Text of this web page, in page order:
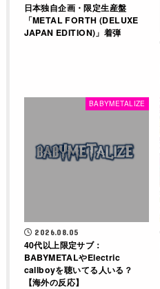
日本独自企画・限定生産盤
「METAL FORTH (DELUXE
JAPAN EDITION)」着弾
BABYMETALIZE
2026.08.05
40代以上限定サブ：
BABYMETALやElectric
callboyを聴いてる人いる？
【海外の反応】